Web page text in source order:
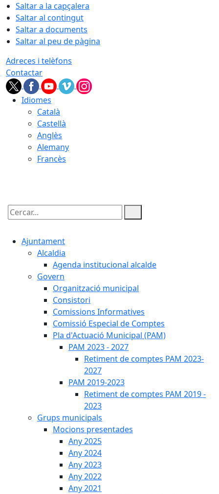
Saltar a la capçalera
Saltar al contingut
Saltar a documents
Saltar al peu de pàgina
Adreces i telèfons
Contactar
Idiomes
Català
Castellà
Anglès
Alemany
Francès
Cercar:
Ajuntament
Alcaldia
Agenda institucional alcalde
Govern
Organització municipal
Consistori
Comissions Informatives
Comissió Especial de Comptes
Pla d'Actuació Municipal (PAM)
PAM 2023 - 2027
Retiment de comptes PAM 2023-
2027
PAM 2019-2023
Retiment de comptes PAM 2019 -
2023
Grups municipals
Mocions presentades
Any 2025
Any 2024
Any 2023
Any 2022
Any 2021